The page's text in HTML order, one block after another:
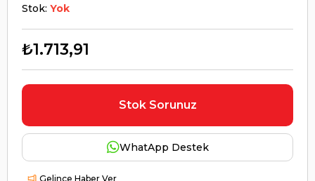
Stok: Yok
₺1.713,91
Stok Sorunuz
WhatApp Destek
Gelince Haber Ver